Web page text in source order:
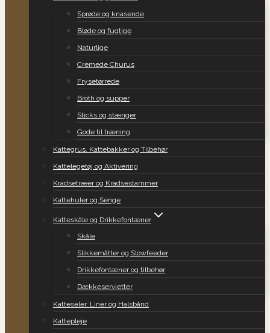
Sprøde og knasende
Bløde og fugtige
Naturlige
Cremede Churus
Frysetørrede
Broth og supper
Sticks og stænger
Gode til træning
Kattegrus, Kattebakker og Tilbehør
Kattelegetøj og Aktivering
Kradsetræer og Kradsestammer
Kattehuler og Senge
Katteskåle og Drikkefontæner
Skåle
Slikkemåtter og Slowfeeder
Drikkefontæner og tilbehør
Dækkeservietter
Katteseler, Liner og Halsbånd
Kattepleje